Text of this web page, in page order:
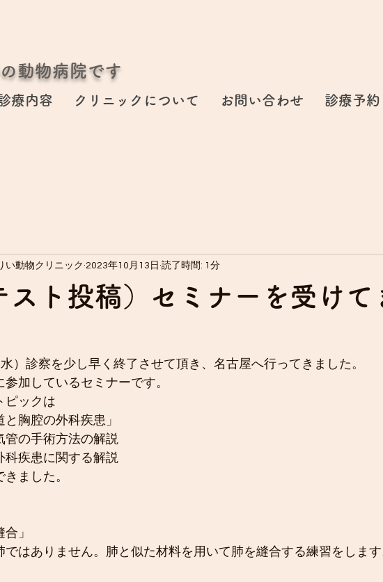
動物病院です
療内容 クリニックについて お問い合わせ 診療予約
スト投稿）セミナーを受けて
い動物クリニック 2023年10月13日 読了時間: 1分
）診察を少し早く終了させて頂き、名古屋へ行ってきました。
参加しているセミナーです。
ピックは
と胸腔の外科疾患」
管の手術方法の解説
科疾患に関する解説
きました。
合」
ではありません。肺と似た材料を用いて肺を縫合する練習をしま